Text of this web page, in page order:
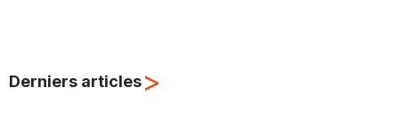
Derniers articles>